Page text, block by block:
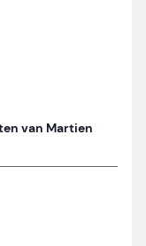
van Martien